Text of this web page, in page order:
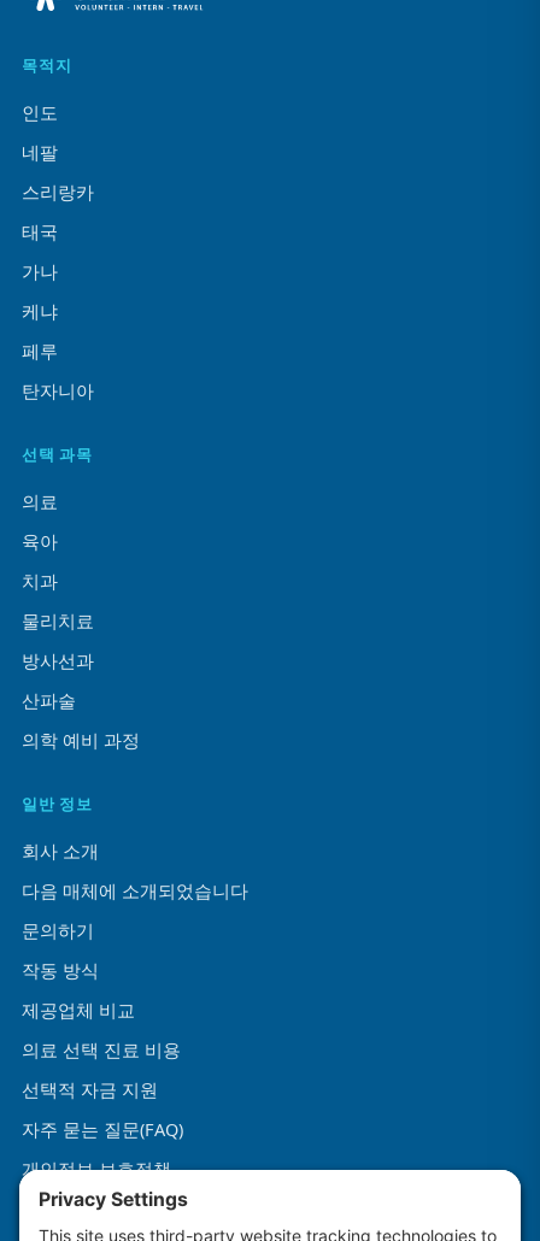
목적지
인도
네팔
스리랑카
태국
가나
케냐
페루
탄자니아
선택 과목
의료
육아
치과
물리치료
방사선과
산파술
의학 예비 과정
일반 정보
회사 소개
다음 매체에 소개되었습니다
문의하기
작동 방식
제공업체 비교
의료 선택 진료 비용
선택적 자금 지원
자주 묻는 질문(FAQ)
개인정보 보호정책
이용약관